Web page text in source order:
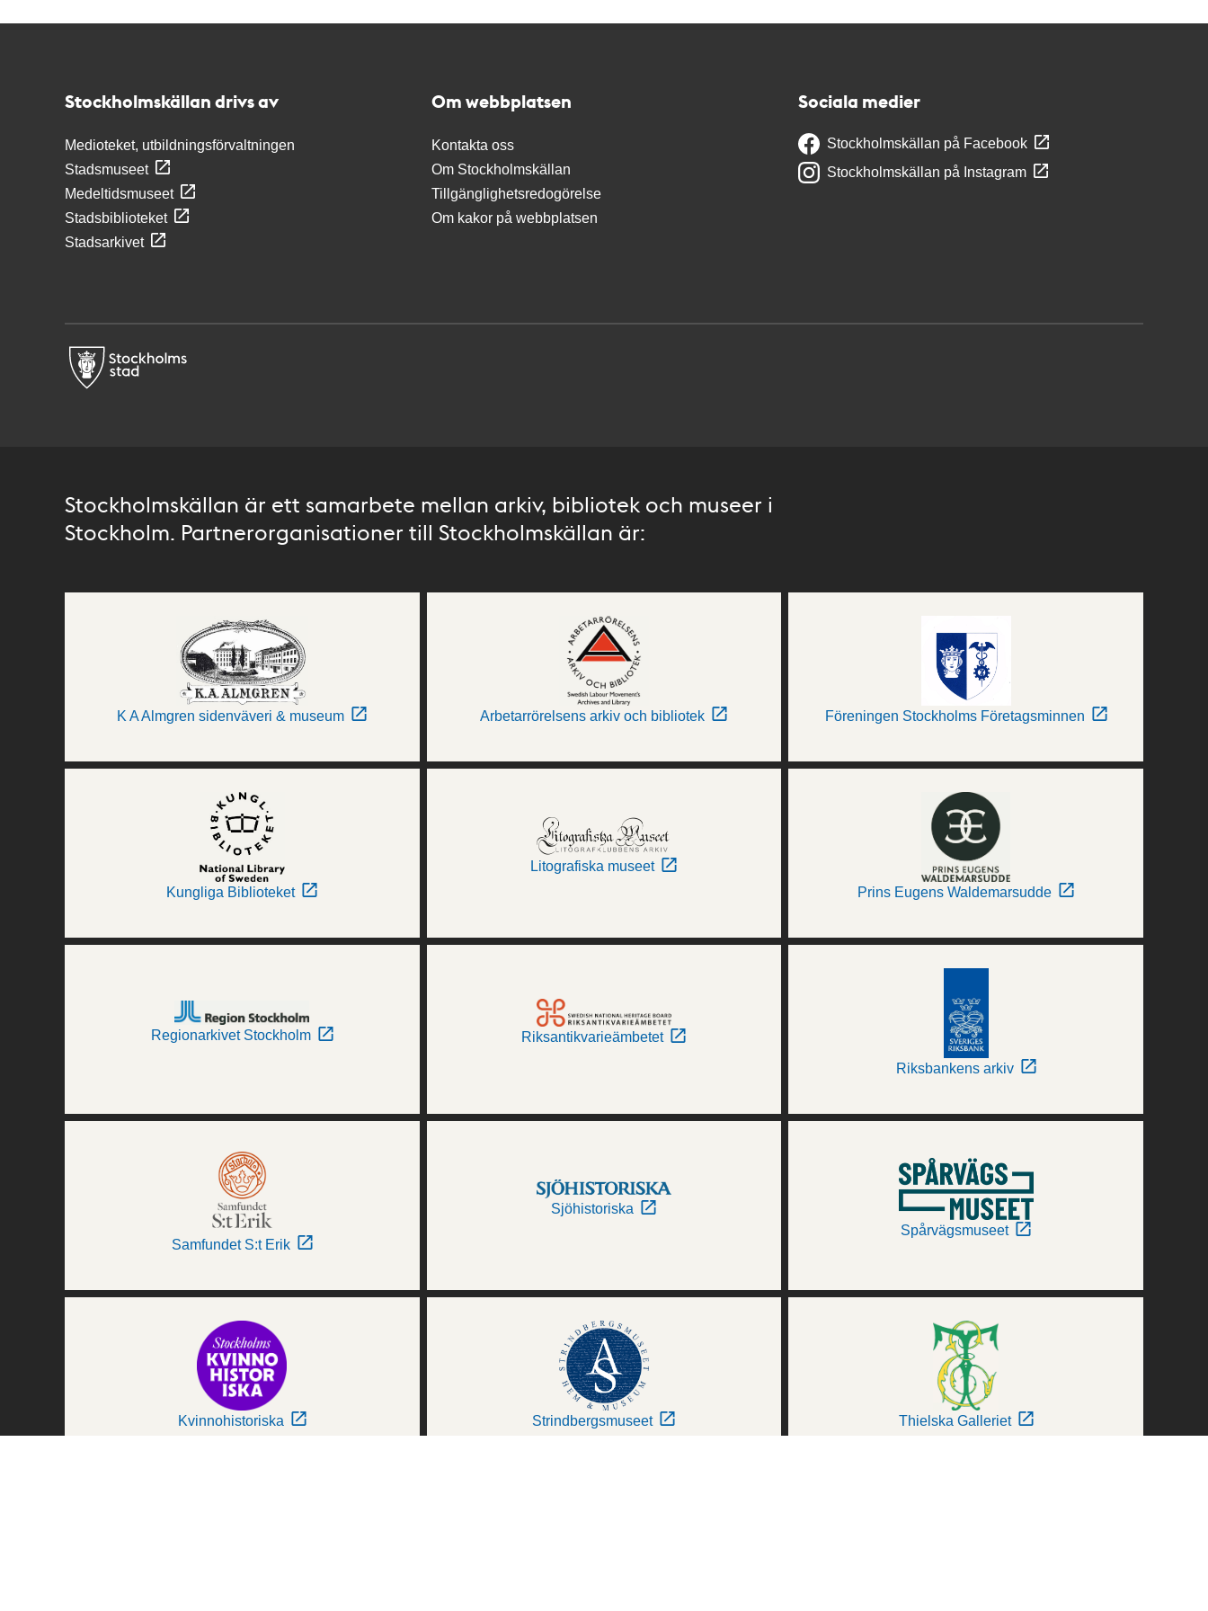
Stockholmskällan drivs av
Medioteket, utbildningsförvaltningen
Stadsmuseet
Medeltidsmuseet
Stadsbiblioteket
Stadsarkivet
Om webbplatsen
Kontakta oss
Om Stockholmskällan
Tillgänglighetsredogörelse
Om kakor på webbplatsen
Sociala medier
Stockholmskällan på Facebook
Stockholmskällan på Instagram
Stockholmskällan är ett samarbete mellan arkiv, bibliotek och museer i
Stockholm. Partnerorganisationer till Stockholmskällan är:
K A Almgren sidenväveri & museum Arbetarrörelsens arkiv och bibliotek Föreningen Stockholms Företagsminnen
Kungliga Biblioteket
Litografiska museet
Prins Eugens Waldemarsudde
Regionarkivet Stockholm Riksantikvarieämbetet
Riksbankens arkiv
Samfundet S:t Erik
Sjöhistoriska
Spårvägsmuseet
Kvinnohistoriska Strindbergsmuseet Thielska Galleriet